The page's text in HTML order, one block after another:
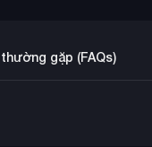
gặp (FAQs)